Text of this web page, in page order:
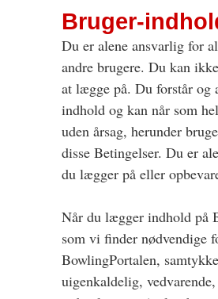
Bruger-
Du er alene ansvarlig for
andre brugere. Du kan
at lægge på. Du forstår og
indhold og kan når som
uden årsag, herunder
disse Betingelser. Du er
du lægger på eller
Når du lægger indhold på
som vi finder nødvendige
BowlingPortalen,
uigenkaldelig,